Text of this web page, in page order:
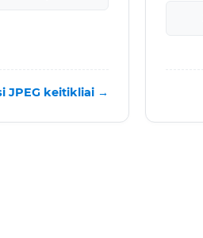
JPEG keitikliai →